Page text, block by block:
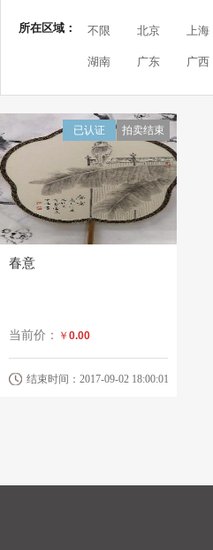
所在区域： 不限 北京 上海
湖南 广东 广西
拍卖结束
已认证
春意
当前价： ￥ 0.00
结束时间：2017-09-02 18:00:01